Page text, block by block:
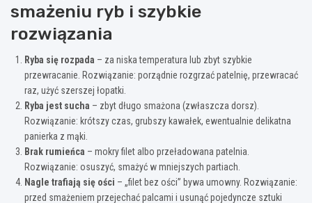
smażeniu ryb i szybkie
rozwiązania
Ryba się rozpada – za niska temperatura lub zbyt szybkie
przewracanie. Rozwiązanie: porządnie rozgrzać patelnię, przewracać
raz, użyć szerszej łopatki.
Ryba jest sucha – zbyt długo smażona (zwłaszcza dorsz).
Rozwiązanie: krótszy czas, grubszy kawałek, ewentualnie delikatna
panierka z mąki.
Brak rumieńca – mokry filet albo przeładowana patelnia.
Rozwiązanie: osuszyć, smażyć w mniejszych partiach.
Nagle trafiają się ości – „filet bez ości” bywa umowny. Rozwiązanie:
przed smażeniem przejechać palcami i usunąć pojedyncze sztuki